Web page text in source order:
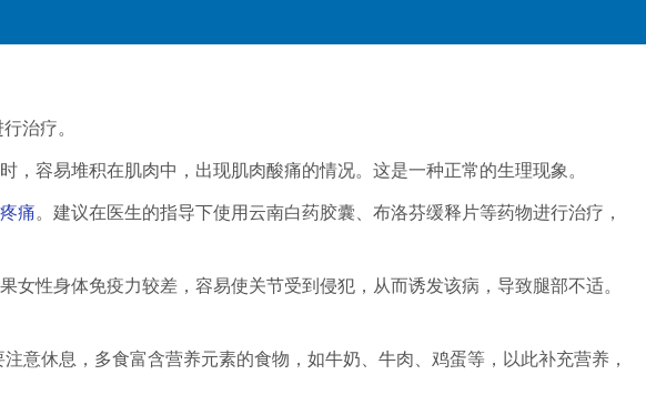
治疗。
容易堆积在肌肉中，出现肌肉酸痛的情况。这是一种正常的生理现象。
疼痛。建议在医生的指导下使用云南白药胶囊、布洛芬缓释片等药物进行治疗，
性身体免疫力较差，容易使关节受到侵犯，从而诱发该病，导致腿部不适。
意休息，多食富含营养元素的食物，如牛奶、牛肉、鸡蛋等，以此补充营养，